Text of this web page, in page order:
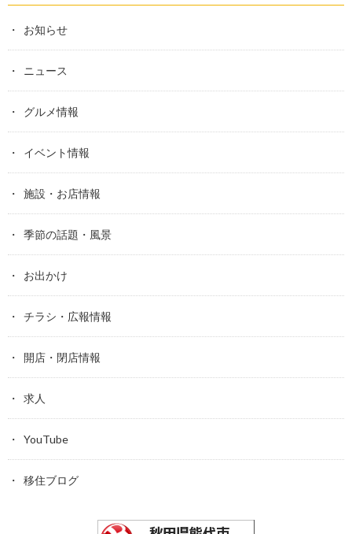
お知らせ
ニュース
グルメ情報
イベント情報
施設・お店情報
季節の話題・風景
お出かけ
チラシ・広報情報
開店・閉店情報
求人
YouTube
移住ブログ